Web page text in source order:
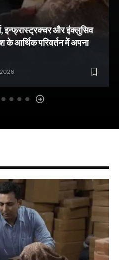
इन्फ्रास्ट्रक्चर और इंक्लुसिव
के आर्थिक परिवर्तन में अपना